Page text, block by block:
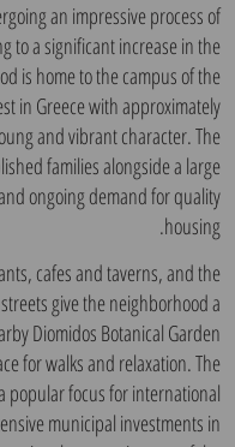
an impressive process of
to a significant increase in the
is home to the campus of the
in Greece with approximately
and vibrant character. The
families alongside a large
ongoing demand for quality
housing.
cafes and taverns, and the
give the neighborhood a
Diomidos Botanical Garden
for walks and relaxation. The
popular focus for international
municipal investments in